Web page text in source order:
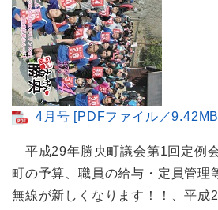
4月号 [PDFファイル／
平成29年勝央町議会第1回定例
町の予算、職員の給与・定員管理
無線が新しくなります！！、平成